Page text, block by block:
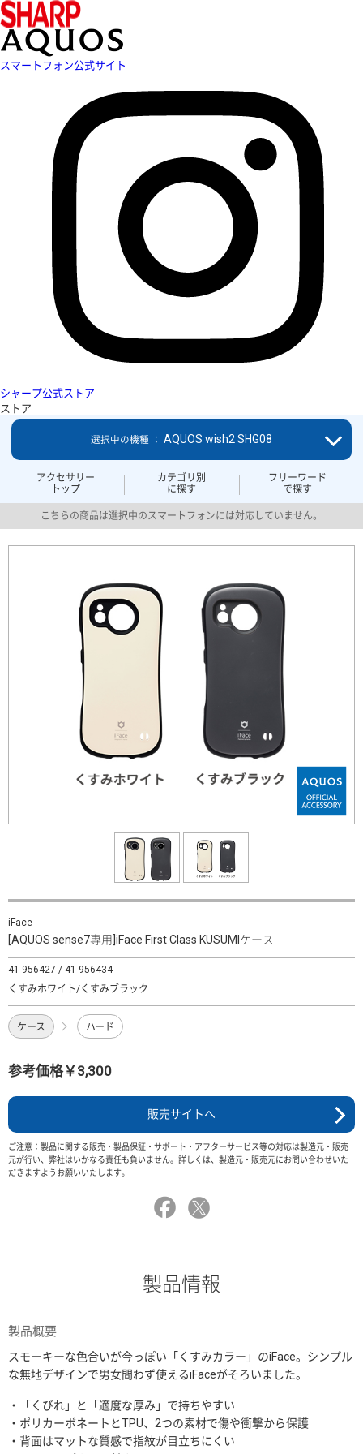
スマートフォン公式サイト
シャープ公式ストア
ストア
アクセサリー
トップ
カテゴリ別
に探す
フリーワード
で探す
選択中の機種 ： AQUOS wish2 SHG08
こちらの商品は選択中のスマートフォンには対応していません。
iFace
[AQUOS sense7専用]iFace First Class KUSUMIケース
41-956427 / 41-956434
くすみホワイト/くすみブラック
ケース ハード
参考価格￥3,300
販売サイトへ
ご注意：製品に関する販売・製品保証・サポート・アフターサービス等の対応は製造元・販売
元が行い、弊社はいかなる責任も負いません。詳しくは、製造元・販売元にお問い合わせいた
だきますようお願いいたします。
製品情報
製品概要
スモーキーな色合いが今っぽい「くすみカラー」のiFace。シンプル
な無地デザインで男女問わず使えるiFaceがそろいました。
・「くびれ」と「適度な厚み」で持ちやすい
・ポリカーボネートとTPU、2つの素材で傷や衝撃から保護
・背面はマットな質感で指紋が目立ちにくい